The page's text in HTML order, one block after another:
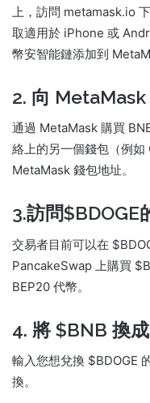
上，訪問 metamask.io
取適用於 iPhone 或
幣安智能鏈添加到
2. 向 MetaMask
通過 MetaMask 購買
絡上的另一個錢包（例
MetaMask 錢包地址。
3.訪問$BDOGE
交易者目前可以在
PancakeSwap 上購買
BEP20 代幣。
4. 將 $BNB 換
輸入您想兌換 $BDOGE
換。